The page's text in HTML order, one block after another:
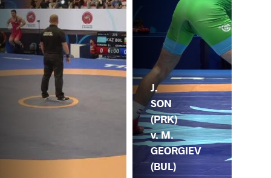
J.
SON
(PRK)
v. M.
GEORGIEV
(BUL)